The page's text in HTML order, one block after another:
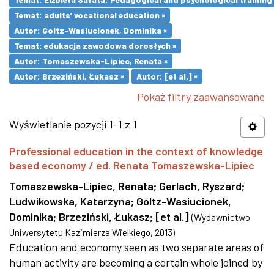
Temat: adults’ vocational education ×
Autor: Goltz-Wasiucionek, Dominika ×
Temat: edukacja zawodowa dorosłych ×
Autor: Tomaszewska-Lipiec, Renata ×
Autor: Brzeziński, Łukasz ×
Autor: [et al.] ×
Pokaż filtry zaawansowane
Wyświetlanie pozycji 1-1 z 1
Professional education in the context of knowledge
based economy / ed. Renata Tomaszewska-Lipiec
Tomaszewska-Lipiec, Renata; Gerlach, Ryszard;
Ludwikowska, Katarzyna; Goltz-Wasiucionek,
Dominika; Brzeziński, Łukasz; [et al.] (Wydawnictwo
Uniwersytetu Kazimierza Wielkiego, 2013)
Education and economy seen as two separate areas of
human activity are becoming a certain whole joined by